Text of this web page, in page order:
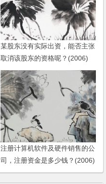
某股东没有实际出资，能否主张
取消该股东的资格呢？(2006)
注册计算机软件及硬件销售的公
司，注册资金是多少钱？(2006)